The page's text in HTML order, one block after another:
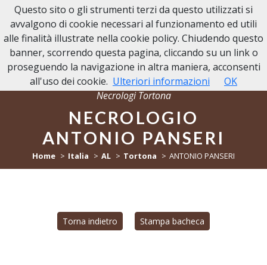
NECROLOGI TORTONA
Necrologi Tortona
NECROLOGIO
ANTONIO PANSERI
Home Italia AL Tortona ANTONIO PANSERI
Torna indietro Stampa bacheca
Questo sito o gli strumenti terzi da questo utilizzati si
avvalgono di cookie necessari al funzionamento ed utili
alle finalità illustrate nella cookie policy. Chiudendo questo
banner, scorrendo questa pagina, cliccando su un link o
proseguendo la navigazione in altra maniera, acconsenti
all'uso dei cookie. Ulteriori informazioni OK